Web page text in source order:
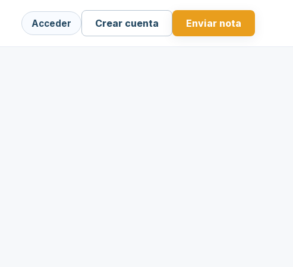
Acceder Crear cuenta Enviar nota